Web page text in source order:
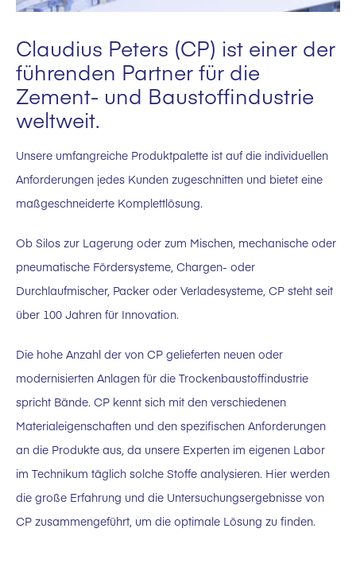
Claudius Peters (CP) ist einer der
führenden Partner für die
Zement- und Baustoffindustrie
weltweit.
Unsere umfangreiche Produktpalette ist auf die individuellen
Anforderungen jedes Kunden zugeschnitten und bietet eine
maßgeschneiderte Komplettlösung.
Ob Silos zur Lagerung oder zum Mischen, mechanische oder
pneumatische Fördersysteme, Chargen- oder
Durchlaufmischer, Packer oder Verladesysteme, CP steht seit
über 100 Jahren für Innovation.
Die hohe Anzahl der von CP gelieferten neuen oder
modernisierten Anlagen für die Trockenbaustoffindustrie
spricht Bände. CP kennt sich mit den verschiedenen
Materialeigenschaften und den spezifischen Anforderungen
an die Produkte aus, da unsere Experten im eigenen Labor
im Technikum täglich solche Stoffe analysieren. Hier werden
die große Erfahrung und die Untersuchungsergebnisse von
CP zusammengeführt, um die optimale Lösung zu finden.